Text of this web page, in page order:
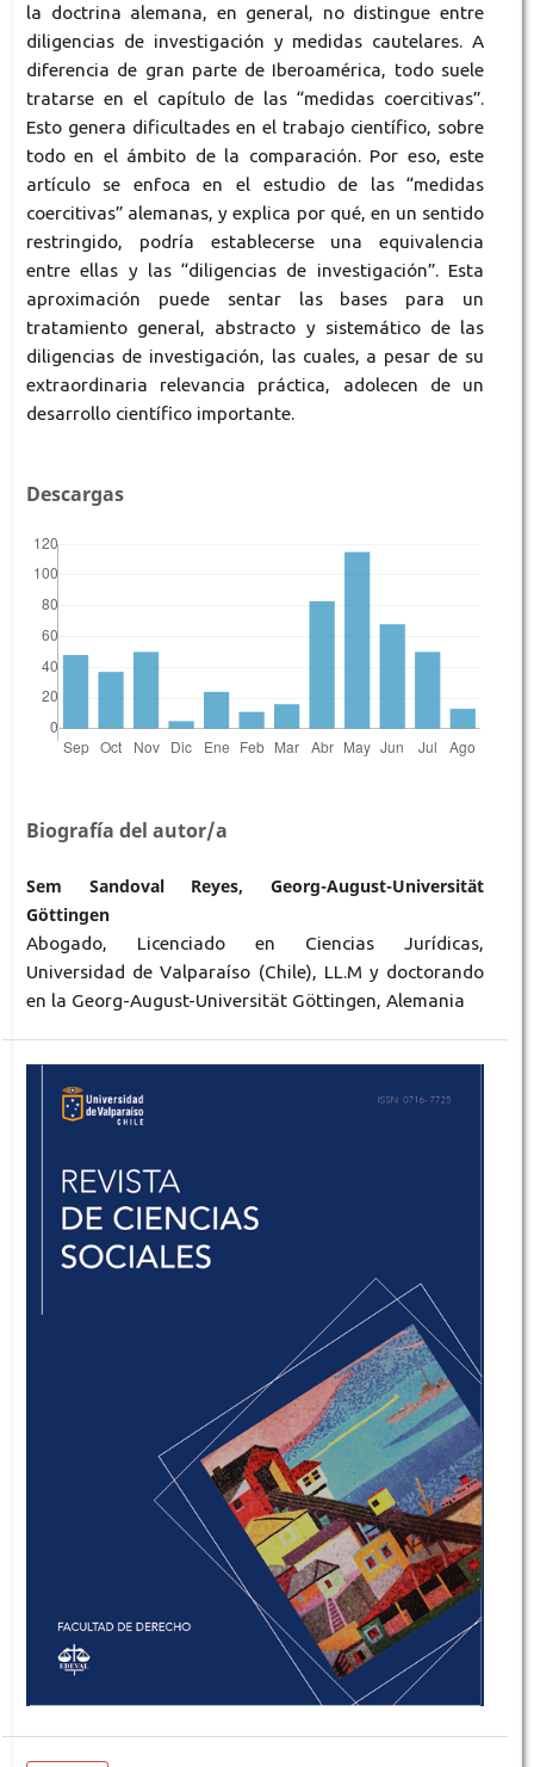
la doctrina alemana, en general, no distingue entre
diligencias de investigación y medidas cautelares. A
diferencia de gran parte de Iberoamérica, todo suele
tratarse en el capítulo de las “medidas coercitivas”.
Esto genera dificultades en el trabajo científico, sobre
todo en el ámbito de la comparación. Por eso, este
artículo se enfoca en el estudio de las “medidas
coercitivas” alemanas, y explica por qué, en un sentido
restringido, podría establecerse una equivalencia
entre ellas y las “diligencias de investigación”. Esta
aproximación puede sentar las bases para un
tratamiento general, abstracto y sistemático de las
diligencias de investigación, las cuales, a pesar de su
extraordinaria relevancia práctica, adolecen de un
desarrollo científico importante.
Descargas
Biografía del autor/a
Sem Sandoval Reyes, Georg-August-Universität
Göttingen
Abogado, Licenciado en Ciencias Jurídicas,
Universidad de Valparaíso (Chile), LL.M y doctorando
en la Georg-August-Universität Göttingen, Alemania